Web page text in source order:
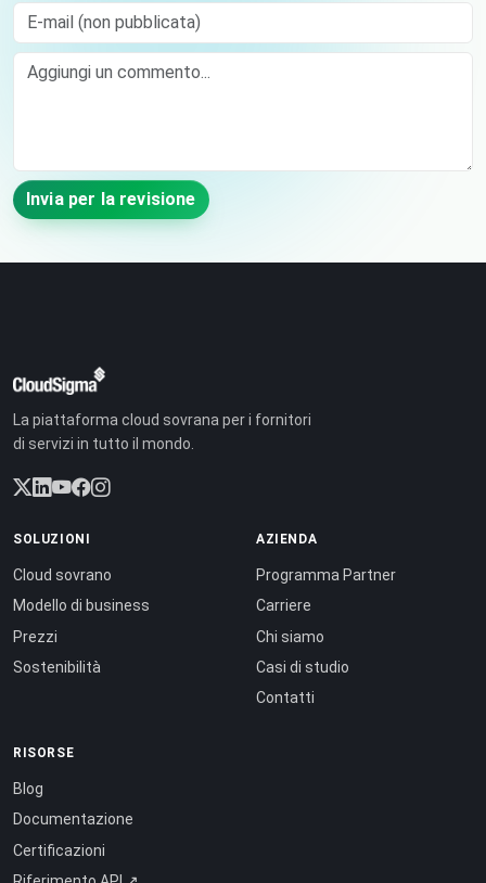
E-mail (non pubblicata)
Comment
Invia per la revisione
La piattaforma cloud sovrana per i fornitori
di servizi in tutto il mondo.
SOLUZIONI
Cloud sovrano
Modello di business
Prezzi
Sostenibilità
AZIENDA
Programma Partner
Carriere
Chi siamo
Casi di studio
Contatti
RISORSE
Blog
Documentazione
Certificazioni